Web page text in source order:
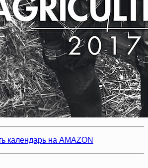
календарь на AMAZON